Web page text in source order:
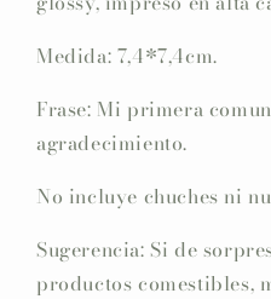
Medida: 7,4*7,4cm.
Frase: Mi primera
agradecimiento.
No incluye chuches ni
Sugerencia: Si de
productos comestibles,